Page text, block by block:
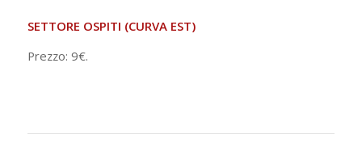
SETTORE OSPITI (CURVA EST)
Prezzo: 9€.